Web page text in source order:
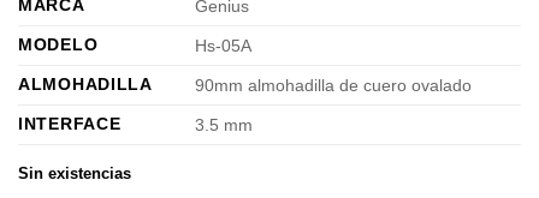
MARCA
Genius
MODELO
Hs-05A
ALMOHADILLA
90mm almohadilla de cuero ovalado
INTERFACE
3.5 mm
Sin existencias